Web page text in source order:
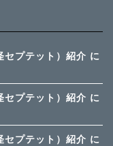
プテット）紹介 に
プテット）紹介 に
プテット）紹介 に